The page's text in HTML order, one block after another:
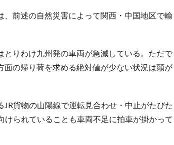
前述の自然災害によって関西・中国地区で輸
りわけ九州発の車両が急減している。ただで
の帰り荷を求める絶対値が少ない状況は頭が
貨物の山陽線で運転見合わせ・中止がたびた
られていることも車両不足に拍車が掛かって